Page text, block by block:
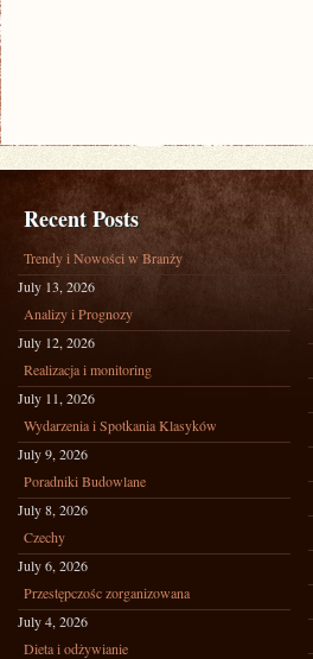
Recent Posts
Trendy i Nowości w Branży
July 13, 2026
Analizy i Prognozy
July 12, 2026
Realizacja i monitoring
July 11, 2026
Wydarzenia i Spotkania Klasyków
July 9, 2026
Poradniki Budowlane
July 8, 2026
Czechy
July 6, 2026
Przestępczośc zorganizowana
July 4, 2026
Dieta i odżywianie